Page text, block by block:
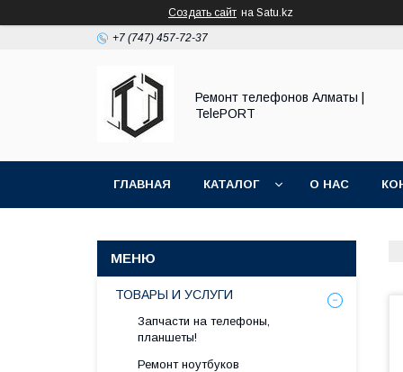
Создать сайт на Satu.kz
+7 (747) 457-72-37
Ремонт телефонов Алматы |
TelePORT
ГЛАВНАЯ КАТАЛОГ О НАС
ТОВАРЫ И УСЛУГИ
Запчасти на телефоны,
планшеты!
Ремонт ноутбуков